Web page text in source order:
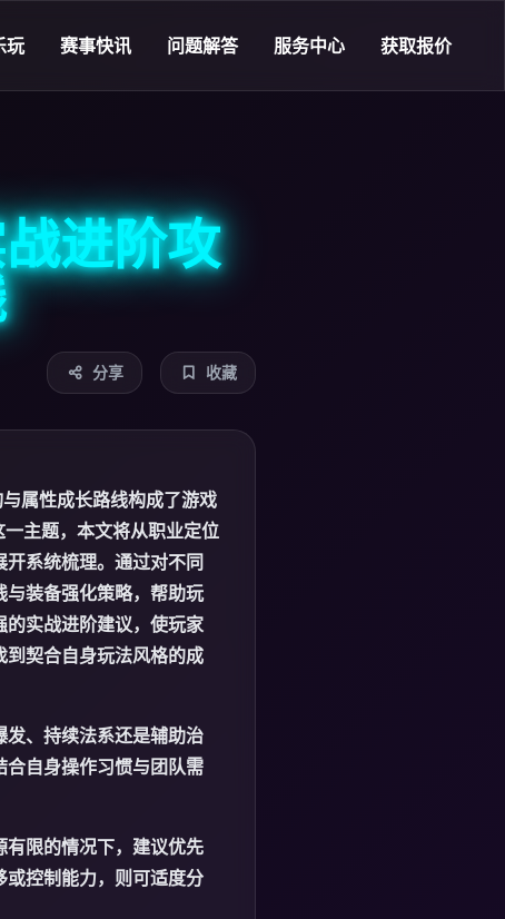
玩 赛事快讯 问题解答 服务中心 获取报价
进阶攻
分享 收藏
属性成长路线构成了游戏
主题，本文将从职业定位
系统梳理。通过对不同
装备强化策略，帮助玩
实战进阶建议，使玩家
契合自身玩法风格的成
、持续法系还是辅助治
自身操作习惯与团队需
限的情况下，建议优先
控制能力，则可适度分